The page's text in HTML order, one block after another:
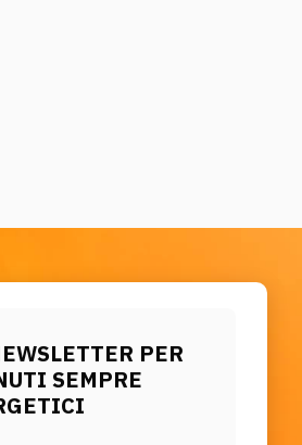
PER
SEMPRE